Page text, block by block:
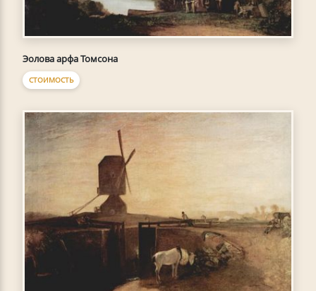
Эолова арфа Томсона
СТОИМОСТЬ